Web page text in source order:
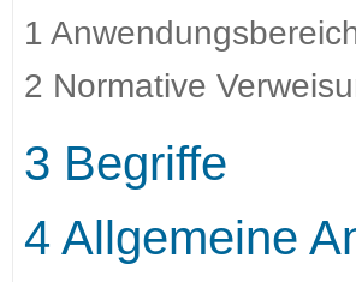
1
2 Normative
3 Begriffe
4 Allgemeine